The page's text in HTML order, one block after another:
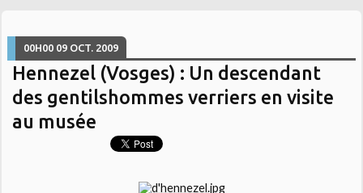
00H00 09 OCT. 2009
Hennezel (Vosges) : Un descendant
des gentilshommes verriers en visite
au musée